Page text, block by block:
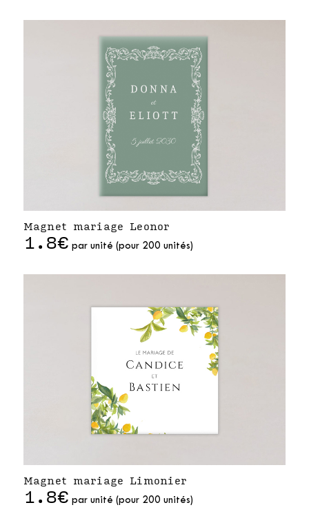
Magnet mariage Leonor
1.8€ par unité (pour 200 unités)
Magnet mariage Limonier
1.8€ par unité (pour 200 unités)